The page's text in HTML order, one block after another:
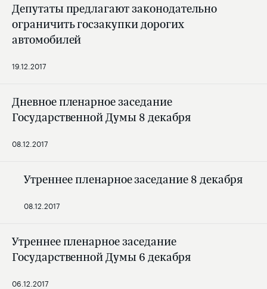
19.12.2017
Депутаты предлагают законодательно
ограничить госзакупки дорогих
автомобилей
08.12.2017
Дневное пленарное заседание
Государственной Думы 8 декабря
08.12.2017
Утреннее пленарное заседание 8 декабря
06.12.2017
Утреннее пленарное заседание
Государственной Думы 6 декабря